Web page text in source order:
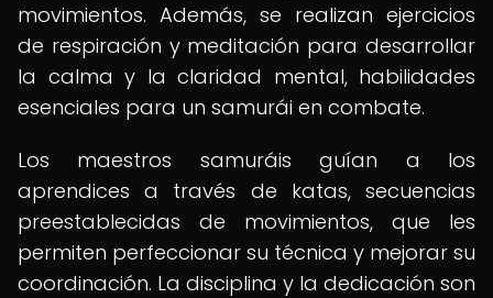
movimientos. Además, se realizan ejercicios
de respiración y meditación para desarrollar
la calma y la claridad mental, habilidades
esenciales para un samurái en combate.
Los maestros samuráis guían a los
aprendices a través de katas, secuencias
preestablecidas de movimientos, que les
permiten perfeccionar su técnica y mejorar su
coordinación. La disciplina y la dedicación son